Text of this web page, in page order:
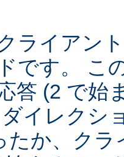
ライアン
です。 こ
答 (2 で始
イレクシ
たか、ク